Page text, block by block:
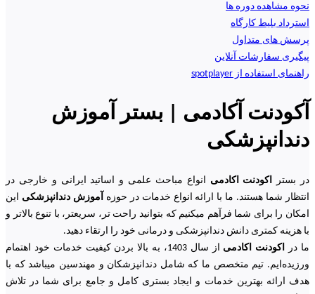
نحوه مشاهده دوره ها
استرداد بلیط کارگاه
پرسش های متداول
پیگیری سفارشات آنلاین
راهنمای استفاده از spotplayer
آکودنت آکادمی | بستر آموزش
دندانپزشکی
در بستر اکودنت اکادمی انواع مباحث علمی و اساتید ایرانی و خارجی در
انتظار شما هستند. ما با ارائه انواع خدمات در حوزه آموزش دندانپزشکی این
امکان را برای شما فرآهم میکنیم که بتوانید راحت تر، سریعتر، با تنوع بالاتر و
با هزینه کمتری دانش دندانپزشکی و درمانی خود را ارتقاء دهید.
ما در
اکودنت اکادمی
از سال 1403، به بالا بردن کیفیت خدمات خود اهتمام
ورزیده‌‌ایم. تیم متخصص ما که شامل دندانپزشکان و مهندسین میباشد که با
هدف ارائه بهترین خدمات و ایجاد بستری کامل و جامع برای شما در تلاش